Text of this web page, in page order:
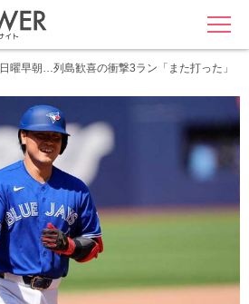
MENU
日曜早朝…列島歓喜の衝撃3ラン「また打った」